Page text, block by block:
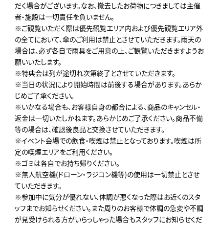
だく場合がございます。なお、撤去したお荷物につきましては主催
者・施設は一切責任を負いません。
※ご観覧いただく際は優先観覧エリア内および優先観覧エリア外
の全てにおいて、傘のご利用は禁止とさせていただきます。雨天の
場合は、必ず各自で雨具をご用意の上、ご観覧いただきますようお
願いいたします。
※特典会は列が途切れ次第終了とさせていただきます。
※当日の状況により開始時間は前後する場合があります。あらか
じめご了承ください。
※いかなる場合も、お客様自身の都合による、商品のキャンセル・
返金は一切いたしかねます。あらかじめご了承ください。商品不備
等の場合は、確認後良品と交換させていただきます。
※イベント会場での飲食・喫煙は禁止となっております。喫煙は所
定の喫煙エリアをご利用ください。
※ゴミは各自でお持ち帰りください。
※無人航空機(ドローン・ラジコン機等)の使用は一切禁止とさせ
ていただきます。
※参加中に気分が優れない、体調が悪くなった際はお近くのスタ
ッフまでお知らせください。また周りのお客様で体調の急変や不調
が見受けられる方がいらっしゃった場合もスタッフにお知らせくだ